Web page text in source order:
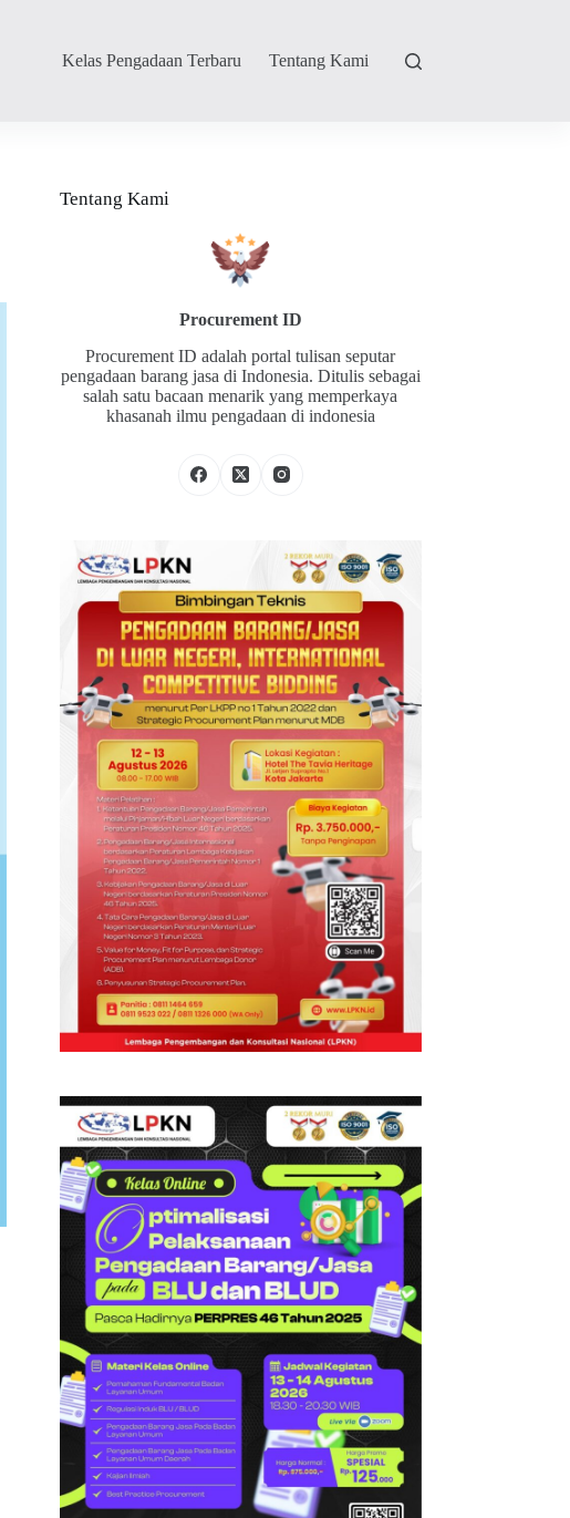
Kelas Pengadaan Terbaru Tentang Kami
Tentang Kami
Procurement ID
Procurement ID adalah portal tulisan seputar
pengadaan barang jasa di Indonesia. Ditulis sebagai
salah satu bacaan menarik yang memperkaya
khasanah ilmu pengadaan di indonesia